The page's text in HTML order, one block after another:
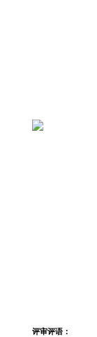
评审评语：